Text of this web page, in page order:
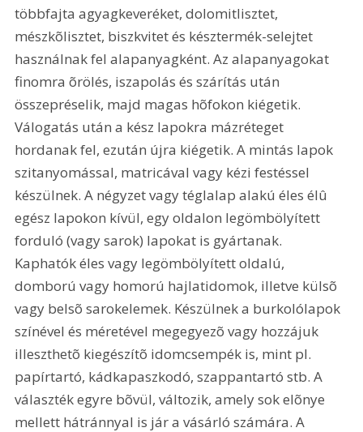
többfajta agyagkeveréket, dolomitlisztet,
mészkõlisztet, biszkvitet és késztermék-selejtet
használnak fel alapanyagként. Az alapanyagokat
finomra õrölés, iszapolás és szárítás után
összepréselik, majd magas hõfokon kiégetik.
Válogatás után a kész lapokra mázréteget
hordanak fel, ezután újra kiégetik. A mintás lapok
szitanyomással, matricával vagy kézi festéssel
készülnek. A négyzet vagy téglalap alakú éles élû
egész lapokon kívül, egy oldalon legömbölyített
forduló (vagy sarok) lapokat is gyártanak.
Kaphatók éles vagy legömbölyített oldalú,
domború vagy homorú hajlatidomok, illetve külsõ
vagy belsõ sarokelemek. Készülnek a burkolólapok
színével és méretével megegyezõ vagy hozzájuk
illeszthetõ kiegészítõ idomcsempék is, mint pl.
papírtartó, kádkapaszkodó, szappantartó stb. A
választék egyre bõvül, változik, amely sok elõnye
mellett hátránnyal is jár a vásárló számára. A